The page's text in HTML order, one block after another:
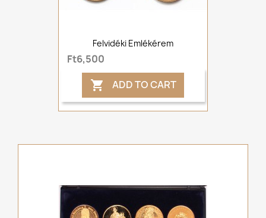
Felvidéki Emlékérem
Ft6,500
 ADD TO CART